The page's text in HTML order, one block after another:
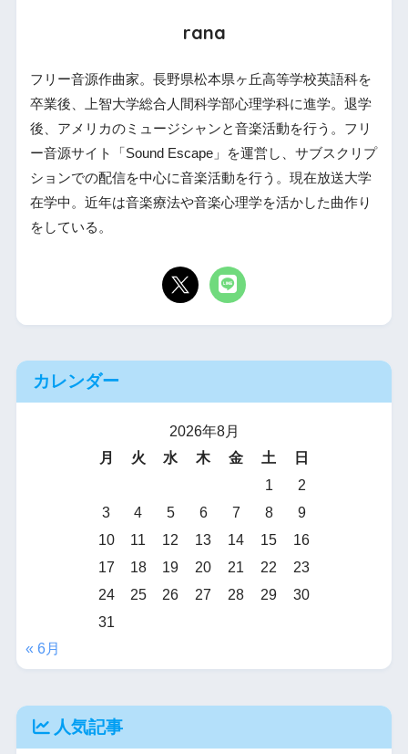
rana
フリー音源作曲家。長野県松本県ヶ丘高等学校英語科を
卒業後、上智大学総合人間科学部心理学科に進学。退学
後、アメリカのミュージシャンと音楽活動を行う。フリ
ー音源サイト「Sound Escape」を運営し、サブスクリプ
ションでの配信を中心に音楽活動を行う。現在放送大学
在学中。近年は音楽療法や音楽心理学を活かした曲作り
をしている。
カレンダー
2026年8月
月
火 水 木 金 土
日
1
2
3
4 5 6 7 8
9
10
11 12 13 14 15
16
17
18 19 20 21 22
23
24
25 26 27 28 29
30
31
« 6月
人気記事